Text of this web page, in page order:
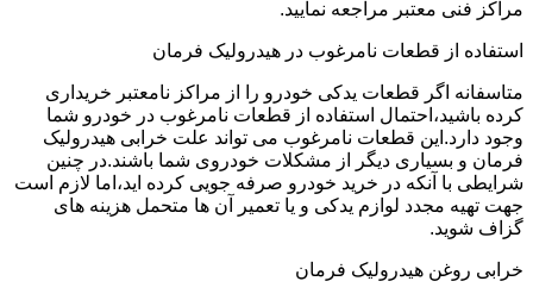
مراکز فنی معتبر مراجعه نمایید.
استفاده از قطعات نامرغوب در هیدرولیک فرمان
متاسفانه اگر قطعات یدکی خودرو را از مراکز نامعتبر خریداری
کرده باشید،احتمال استفاده از قطعات نامرغوب در خودرو شما
وجود دارد.این قطعات نامرغوب می تواند علت خرابی هیدرولیک
فرمان و بسیاری دیگر از مشکلات خودروی شما باشند.در چنین
شرایطی با آنکه در خرید خودرو صرفه جویی کرده اید،اما لازم است
جهت تهیه مجدد لوازم یدکی و یا تعمیر آن ها متحمل هزینه های
گزاف شوید.
خرابی روغن هیدرولیک فرمان